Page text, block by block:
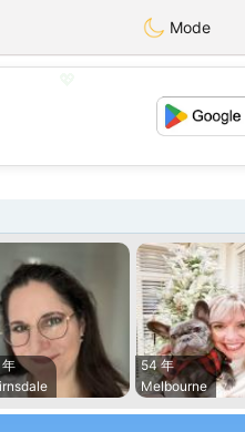
Mode
54 年
Melbourne